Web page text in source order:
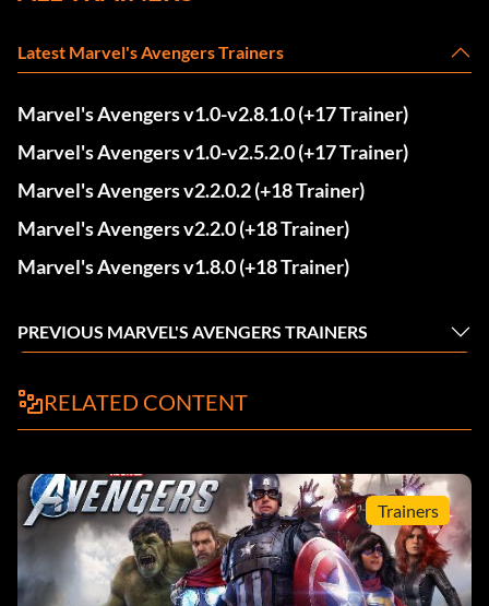
Latest Marvel's Avengers Trainers
Marvel's Avengers v1.0-v2.8.1.0 (+17 Trainer)
Marvel's Avengers v1.0-v2.5.2.0 (+17 Trainer)
Marvel's Avengers v2.2.0.2 (+18 Trainer)
Marvel's Avengers v2.2.0 (+18 Trainer)
Marvel's Avengers v1.8.0 (+18 Trainer)
PREVIOUS MARVEL'S AVENGERS TRAINERS
RELATED CONTENT
Trainers